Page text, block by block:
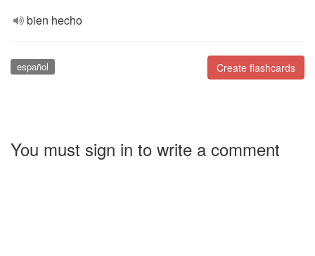
bien hecho
Create flashcards
español
You must sign in to write a comment